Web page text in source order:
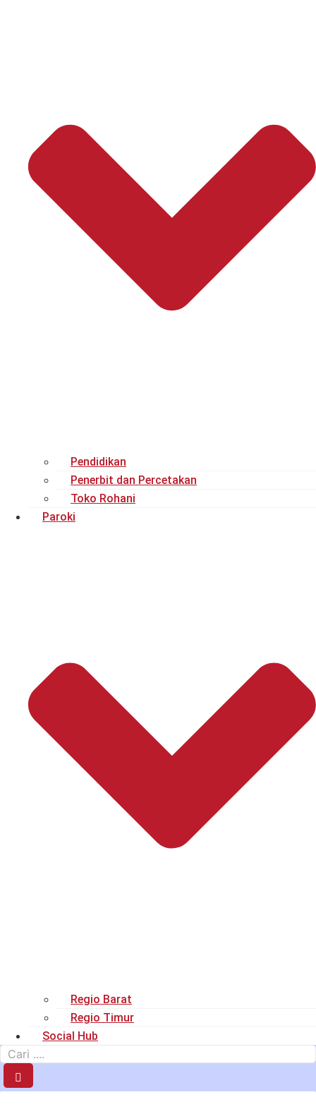
Pendidikan
Penerbit dan Percetakan
Toko Rohani
Paroki
Regio Barat
Regio Timur
Social Hub